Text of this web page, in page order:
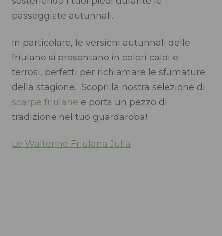
passeggiate autunnali.
In particolare, le versioni autunnali delle
friulane si presentano in colori caldi e
terrosi, perfetti per richiamare le sfumature
della stagione. Scopri la nostra selezione di
scarpe friulane e porta un pezzo di
tradizione nel tuo guardaroba!
Le Walterine Friulana Julia